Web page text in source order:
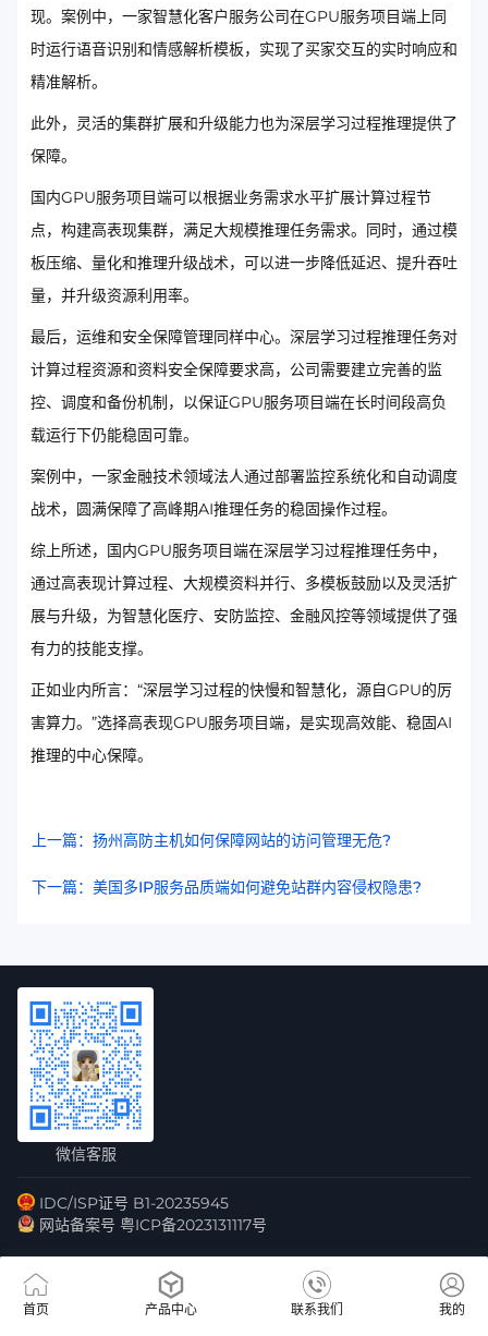
现。案例中，一家智慧化客户服务公司在GPU服务项目端上同
时运行语音识别和情感解析模板，实现了买家交互的实时响应和
精准解析。
此外，灵活的集群扩展和升级能力也为深层学习过程推理提供了
保障。
国内GPU服务项目端可以根据业务需求水平扩展计算过程节
点，构建高表现集群，满足大规模推理任务需求。同时，通过模
板压缩、量化和推理升级战术，可以进一步降低延迟、提升吞吐
量，并升级资源利用率。
最后，运维和安全保障管理同样中心。深层学习过程推理任务对
计算过程资源和资料安全保障要求高，公司需要建立完善的监
控、调度和备份机制，以保证GPU服务项目端在长时间段高负
载运行下仍能稳固可靠。
案例中，一家金融技术领域法人通过部署监控系统化和自动调度
战术，圆满保障了高峰期AI推理任务的稳固操作过程。
综上所述，国内GPU服务项目端在深层学习过程推理任务中，
通过高表现计算过程、大规模资料并行、多模板鼓励以及灵活扩
展与升级，为智慧化医疗、安防监控、金融风控等领域提供了强
有力的技能支撑。
正如业内所言：“深层学习过程的快慢和智慧化，源自GPU的厉
害算力。”选择高表现GPU服务项目端，是实现高效能、稳固AI
推理的中心保障。
上一篇：扬州高防主机如何保障网站的访问管理无危?
下一篇：美国多IP服务品质端如何避免站群内容侵权隐患?
微信客服
IDC/ISP证号 B1-20235945
网站备案号 粤ICP备2023131117号
首页 产品中心 联系我们 我的